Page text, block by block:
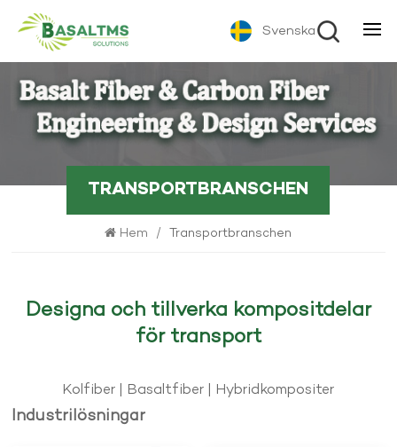
Svenska
TRANSPORTBRANSCHEN
Hem / Transportbranschen
Designa och tillverka kompositdelar
för transport
Kolfiber | Basaltfiber | Hybridkompositer
Industrilösningar